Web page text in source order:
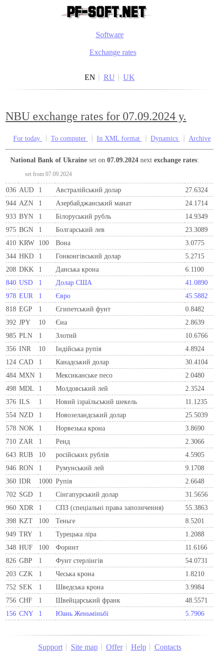
Software
Exchange rates
EN RU UK
NBU exchange rates for 07.09.2024 y.
For today To computer In XML format Dynamics Archive
National Bank of Ukraine set on07.09.2024 nextexchange rates:
set from 07.09.2024
036 AUD 1 Австралійський долар
27.6324
944 AZN 1 Азербайджанський манат
24.1714
933 BYN 1 Бiлоруський рубль
14.9349
975 BGN 1 Болгарський лев
23.3089
410 KRW 100 Вона
3.0775
344 HKD 1 Гонконгівський долар
5.2715
208 DKK 1 Данська крона
6.1100
840 USD 1 Долар США
41.0890
978 EUR 1 Євро
45.5882
818 EGP 1 Єгипетський фунт
0.8482
392 JPY 10 Єна
2.8639
985 PLN 1 Злотий
10.6766
356 INR 10 Індійська рупія
4.8924
124 CAD 1 Канадський долар
30.4104
484 MXN 1 Мексиканське песо
2.0480
498 MDL 1 Молдовський лей
2.3524
376 ILS 1 Новий ізраїльський шекель
11.1235
554 NZD 1 Новозеландський долар
25.5039
578 NOK 1 Норвезька крона
3.8690
710 ZAR 1 Ренд
2.3066
643 RUB 10 російських рублів
4.5905
946 RON 1 Румунський лей
9.1708
360 IDR 1000 Рупія
2.6648
702 SGD 1 Сінгапурський долар
31.5656
960 XDR 1 СПЗ (спеціальні права запозичення)
55.3863
398 KZT 100 Теньге
8.5201
949 TRY 1 Турецька ліра
1.2088
348 HUF 100 Форинт
11.6166
826 GBP 1 Фунт стерлінгів
54.0731
203 CZK 1 Чеська крона
1.8210
752 SEK 1 Шведська крона
3.9984
756 CHF 1 Швейцарський франк
48.5571
156 CNY 1 Юань Женьміньбі 5.7906
Support Site map Offer Help Contacts